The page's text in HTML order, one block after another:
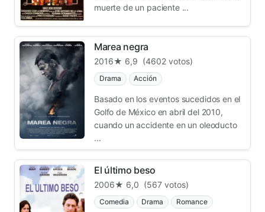
muerte de un paciente ...
Marea negra
2016★ 6,9 (4602 votos)
Drama Acción
Basado en los eventos sucedidos en el
Golfo de México en abril del 2010,
cuando un accidente en un oleoducto
...
El último beso
2006★ 6,0 (567 votos)
Comedia Drama Romance